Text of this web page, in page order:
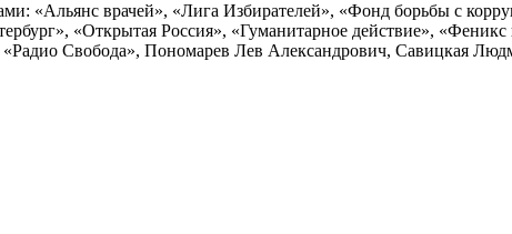
«Альянс врачей», «Лига Избирателей», «Фонд борьбы с
«Открытая Россия», «Гуманитарное действие», «Феникс
Свобода», Пономарев Лев Александрович, Савицкая